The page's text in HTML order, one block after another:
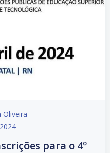
Oliveira
para o 4º